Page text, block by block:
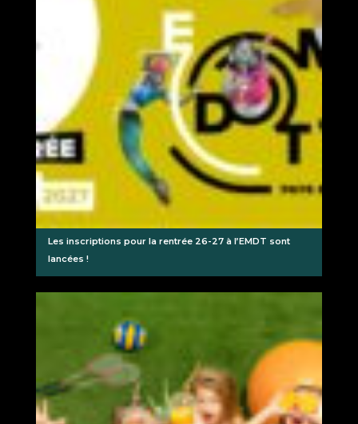
Les inscriptions pour la rentrée 26-27 à l’EMDT sont
lancées !